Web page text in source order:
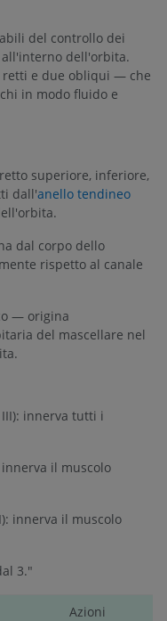
del controllo dei
dell'orbita.
e due obliqui — che
in modo fluido e
superiore, inferiore,
dall'anello tendineo
dal corpo dello
rispetto al canale
— origina
del mascellare nel
innerva tutti i
il muscolo
innerva il muscolo
3."
Azioni